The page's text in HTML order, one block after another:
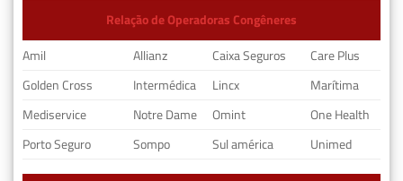
Relação de Operadoras Congêneres
Amil
Allianz Caixa Seguros
Care Plus
Golden Cross
Intermédica Lincx
Marítima
Mediservice
Notre Dame Omint
One Health
Porto Seguro
Sompo Sul américa Unimed